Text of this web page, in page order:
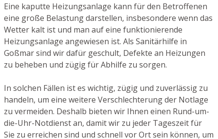
Eine kaputte Heizungsanlage kann für den Betroffenen
eine große Belastung darstellen, insbesondere wenn das
Wetter kalt ist und man auf eine funktionierende
Heizungsanlage angewiesen ist. Als Sanitärhilfe in
Goßmar sind wir dafür geschult, Defekte an Heizungen
zu beheben und zügig für Abhilfe zu sorgen.
In solchen Fällen ist es wichtig, zügig und zuverlässig zu
handeln, um eine weitere Verschlechterung der Notlage
zu vermeiden. Deshalb bieten wir Ihnen einen Rund-um-
die-Uhr-Notdienst an, damit wir zu jeder Tageszeit für
Sie zu erreichen sind und schnell vor Ort sein können, um